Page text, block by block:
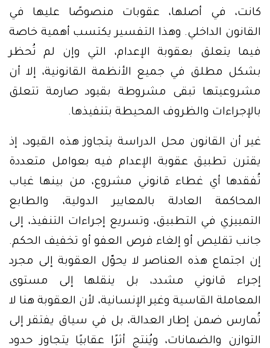
كانت، في أصلها، عقوبات منصوصًا عليها في
القانون الداخلي. وهذا التفسير يكتسب أهمية خاصة
فيما يتعلق بعقوبة الإعدام، التي وإن لم تُحظر
بشكل مطلق في جميع الأنظمة القانونية، إلا أن
مشروعيتها تبقى مشروطة بقيود صارمة تتعلق
بالإجراءات والظروف المحيطة بتنفيذها.
غير أن القانون محل الدراسة يتجاوز هذه القيود، إذ
يقترن تطبيق عقوبة الإعدام فيه بعوامل متعددة
تُفقدها أي غطاء قانوني مشروع، من بينها غياب
المحاكمة العادلة بالمعايير الدولية، والطابع
التمييزي في التطبيق، وتسريع إجراءات التنفيذ، إلى
جانب تقليص أو إلغاء فرص العفو أو تخفيف الحكم.
إن اجتماع هذه العناصر لا يحوّل العقوبة إلى مجرد
إجراء قانوني مشدد، بل ينقلها إلى مستوى
المعاملة القاسية وغير الإنسانية، لأن العقوبة هنا لا
تُمارس ضمن إطار العدالة، بل في سياق يفتقر إلى
التوازن والضمانات، ويُنتج أثرًا عقابيًا يتجاوز حدود